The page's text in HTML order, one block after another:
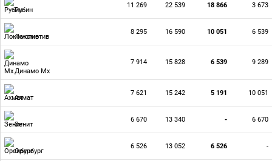
Рубин
11 269 22 539 18 866 3 673
Локомотив
8 295 16 590 10 051 6 539
Динамо Мх
7 914 15 828 6 539 9 289
Ахмат
7 621 15 242 5 191 10 051
Зенит
6 670 13 340 - 6 670
Оренбург
6 526 13 052 6 526 -